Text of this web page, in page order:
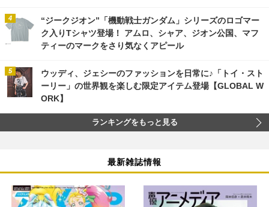
“ジークジオン”「機動戦士ガンダム」シリーズのロゴマー
ク入りTシャツ登場！ アムロ、シャア、ジオン公国、マフ
ティーのマークをさり気なくアピール
ウッディ、ジェシーのファッションを日常に♪「トイ・スト
ーリー」の世界観を楽しむ限定アイテム登場【GLOBAL W
ORK】
ランキングをもっと見る
最新雑誌情報